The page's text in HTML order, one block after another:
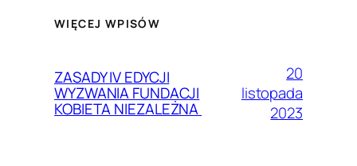
WIĘCEJ WPISÓW
ZASADY IV EDYCJI
WYZWANIA FUNDACJI
KOBIETA NIEZALEŻNA
20
listopada
2023